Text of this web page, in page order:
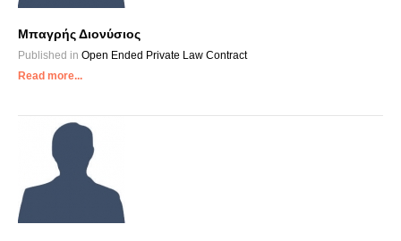
Μπαγρής Διονύσιος
Published in Open Ended Private Law Contract
Read more...